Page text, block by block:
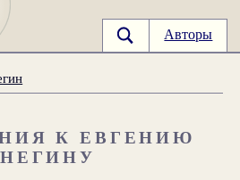
Авторы
К ЕВГЕНИЮ